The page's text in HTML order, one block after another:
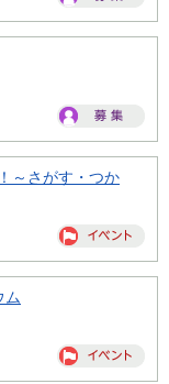
～さがす・つか
ム